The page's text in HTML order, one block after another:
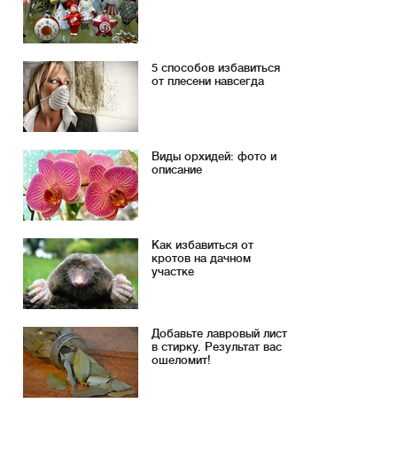
5 способов избавиться
от плесени навсегда
Виды орхидей: фото и
описание
Как избавиться от
кротов на дачном
участке
Добавьте лавровый лист
в стирку. Результат вас
ошеломит!